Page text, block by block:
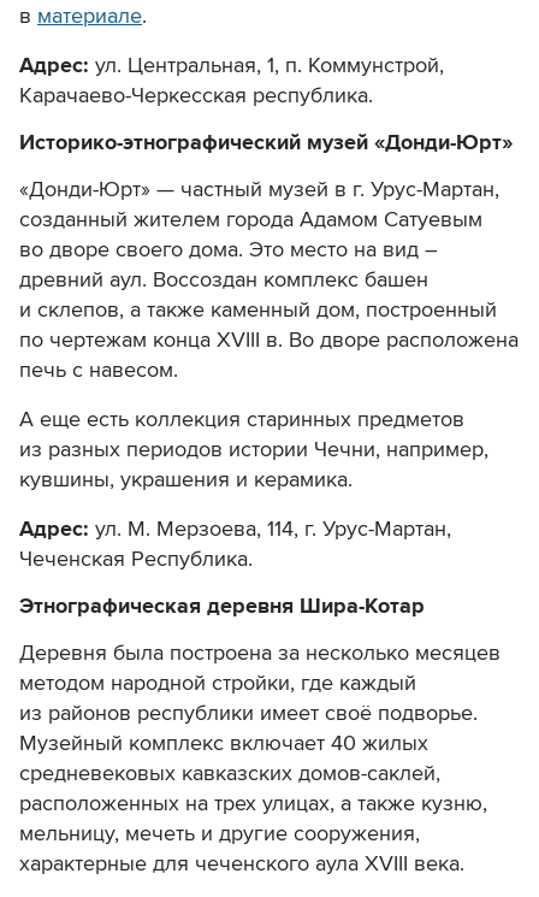
в материале.
Адрес: ул. Центральная, 1, п. Коммунстрой,
Карачаево-Черкесская республика.
Историко-этнографический музей «Донди-Юрт»
«Донди-Юрт» — частный музей в г. Урус-Мартан,
созданный жителем города Адамом Сатуевым
во дворе своего дома. Это место на вид –
древний аул. Воссоздан комплекс башен
и склепов, а также каменный дом, построенный
по чертежам конца XVIII в. Во дворе расположена
печь с навесом.
А еще есть коллекция старинных предметов
из разных периодов истории Чечни, например,
кувшины, украшения и керамика.
Адрес: ул. М. Мерзоева, 114, г. Урус-Мартан,
Чеченская Республика.
Этнографическая деревня Шира-Котар
Деревня была построена за несколько месяцев
методом народной стройки, где каждый
из районов республики имеет своё подворье.
Музейный комплекс включает 40 жилых
средневековых кавказских домов-саклей,
расположенных на трех улицах, а также кузню,
мельницу, мечеть и другие сооружения,
характерные для чеченского аула XVIII века.